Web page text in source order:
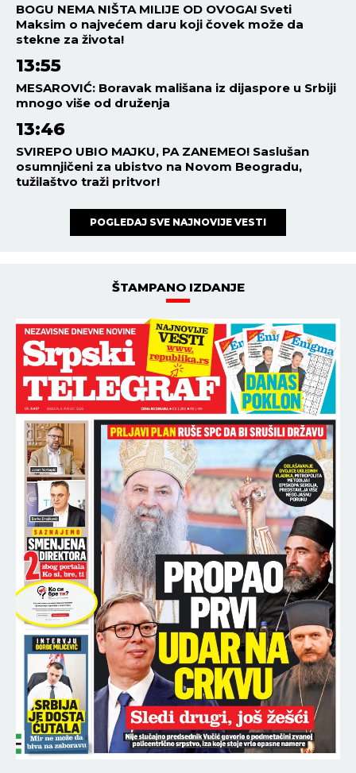
BOGU NEMA NIŠTA MILIJE OD OVOGA! Sveti
Maksim o najvećem daru koji čovek može da
stekne za života!
13:55
MESAROVIĆ: Boravak mališana iz dijaspore u Srbiji
mnogo više od druženja
13:46
SVIREPO UBIO MAJKU, PA ZANEMEO! Saslušan
osumnjičeni za ubistvo na Novom Beogradu,
tužilaštvo traži pritvor!
POGLEDAJ SVE NAJNOVIJE VESTI
ŠTAMPANO IZDANJE